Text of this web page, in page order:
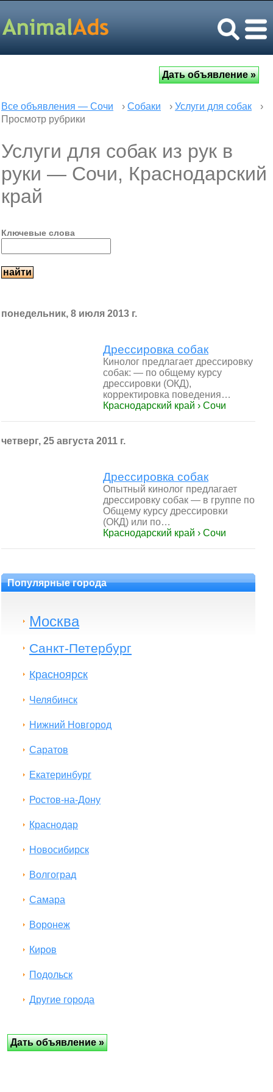
Все объявления — Сочи › Собаки › Услуги для собак
›
Просмотр рубрики
Услуги для собак из рук в
руки — Сочи, Краснодарский
край
Ключевые слова
понедельник, 8 июля 2013 г.
Дрессировка собак
Кинолог предлагает дрессировку
собак: — по общему курсу
дрессировки (ОКД),
корректировка поведения…
Краснодарский край › Сочи
четверг, 25 августа 2011 г.
Дрессировка собак
Опытный кинолог предлагает
дрессировку собак — в группе по
Общему курсу дрессировки
(ОКД) или по…
Краснодарский край › Сочи
Популярные города
Москва
Санкт-Петербург
Красноярск
Челябинск
Нижний Новгород
Саратов
Екатеринбург
Ростов-на-Дону
Краснодар
Новосибирск
Волгоград
Самара
Воронеж
Киров
Подольск
Другие города